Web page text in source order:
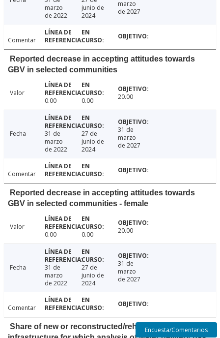
marzo
de 2022
junio de
2024
marzo
de 2027
Comentar
Reported decrease in accepting attitudes towards
GBV in selected communities
Valor
0.00
0.00 20.00
Fecha
31 de
marzo
de 2022
27 de
junio de
2024
31 de
marzo
de 2027
Comentar
Reported decrease in accepting attitudes towards
GBV in selected communities - female
Valor
0.00
0.00 20.00
Fecha
31 de
marzo
de 2022
27 de
junio de
2024
31 de
marzo
de 2027
Comentar
Share of new or reconstructed/rehabilitatedEncuesta/Comentarios